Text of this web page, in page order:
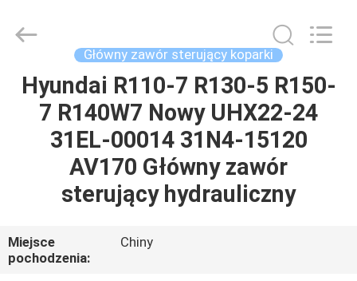
DOM
PRODUKTY
FILMY
POKAZ
VR
Machinery
Główny zawór sterujący koparki
Hyundai R110-7 R130-5 R150-
7 R140W7 Nowy UHX22-24
31EL-00014 31N4-15120
AV170 Główny zawór
sterujący hydrauliczny
Miejsce
pochodzenia:
Chiny